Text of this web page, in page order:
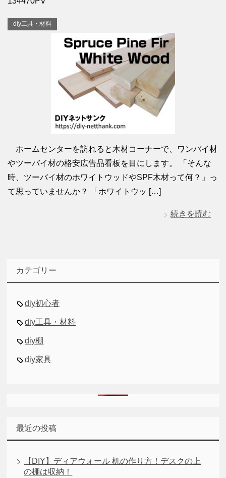
diy工具・材料
ホームセンターを訪れると木材コーナーで、ワンバイ材
やツーバイ材の格安広告品看板を目にします。 「そんな
時、ツーバイ材のホワイトウッドやSPF木材って何？」っ
て思っていませんか？ 「ホワイトウッ […]
続きを読む
カテゴリー
diy初心者
diy工具・材料
diy棚
diy家具
最近の投稿
【DIY】ディアウォール 机の作り方！デスクの上
の棚は収納！